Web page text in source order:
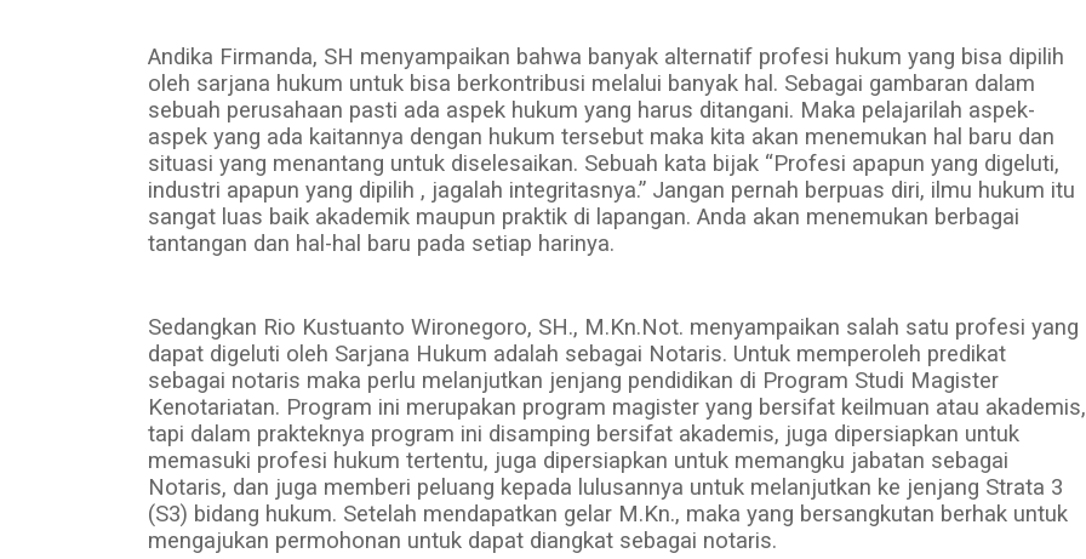
Andika Firmanda, SH menyampaikan bahwa banyak alternatif profesi hukum yang bisa dipilih
oleh sarjana hukum untuk bisa berkontribusi melalui banyak hal. Sebagai gambaran dalam
sebuah perusahaan pasti ada aspek hukum yang harus ditangani. Maka pelajarilah aspek-
aspek yang ada kaitannya dengan hukum tersebut maka kita akan menemukan hal baru dan
situasi yang menantang untuk diselesaikan. Sebuah kata bijak “Profesi apapun yang digeluti,
industri apapun yang dipilih , jagalah integritasnya.” Jangan pernah berpuas diri, ilmu hukum itu
sangat luas baik akademik maupun praktik di lapangan. Anda akan menemukan berbagai
tantangan dan hal-hal baru pada setiap harinya.
Sedangkan Rio Kustuanto Wironegoro, SH., M.Kn.Not. menyampaikan salah satu profesi yang
dapat digeluti oleh Sarjana Hukum adalah sebagai Notaris. Untuk memperoleh predikat
sebagai notaris maka perlu melanjutkan jenjang pendidikan di Program Studi Magister
Kenotariatan. Program ini merupakan program magister yang bersifat keilmuan atau akademis,
tapi dalam prakteknya program ini disamping bersifat akademis, juga dipersiapkan untuk
memasuki profesi hukum tertentu, juga dipersiapkan untuk memangku jabatan sebagai
Notaris, dan juga memberi peluang kepada lulusannya untuk melanjutkan ke jenjang Strata 3
(S3) bidang hukum. Setelah mendapatkan gelar M.Kn., maka yang bersangkutan berhak untuk
mengajukan permohonan untuk dapat diangkat sebagai notaris.